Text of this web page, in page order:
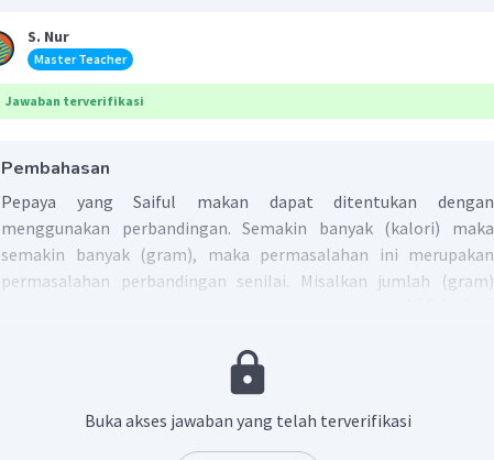
S. Nur
Master Teacher
Jawaban terverifikasi
Pembahasan
Pepaya yang Saiful makan dapat ditentukan dengan
menggunakan perbandingan. Semakin banyak (kalori) maka
semakin banyak (gram), maka permasalahan ini merupakan
permasalahan perbandingan senilai. Misalkan jumlah (gram)
60
150
p
60
150
× 180
= 450 gram
Buka akses jawaban yang telah terverifikasi